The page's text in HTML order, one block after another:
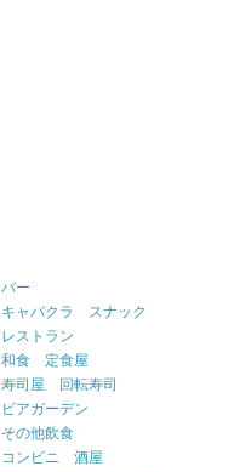
バー
キャバクラ スナック
レストラン
和食 定食屋
寿司屋 回転寿司
ビアガーデン
その他飲食
コンビニ 酒屋